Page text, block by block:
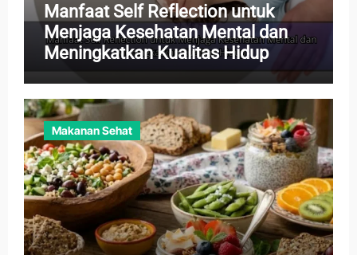
Manfaat Self Reflection untuk
Menjaga Kesehatan Mental dan
Meningkatkan Kualitas Hidup
Makanan Sehat